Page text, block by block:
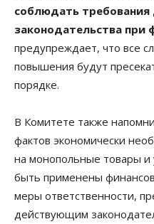
соблюдать
законодательства при
предупреждает, что все
повышения будут
порядке.
В Комитете также
фактов экономически
на монопольные товары и
быть применены
меры ответственности,
действующим